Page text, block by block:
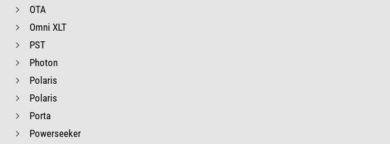
OTA
Omni XLT
PST
Photon
Polaris
Polaris
Porta
Powerseeker